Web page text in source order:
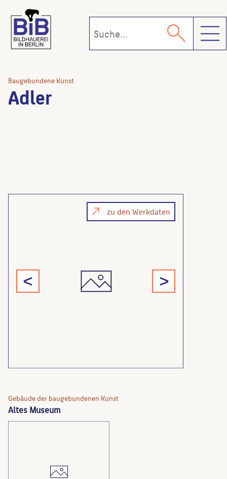
Baugebundene Kunst
Adler
< >
zu den Werkdaten
Gebäude der baugebundenen Kunst
Altes Museum